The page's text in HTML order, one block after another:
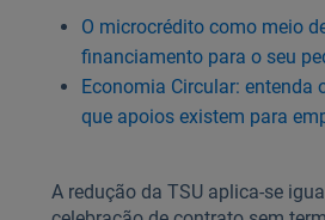
O microcrédito como meio
financiamento para o seu
Economia Circular: entenda
que apoios existem para
A redução da TSU aplica-se